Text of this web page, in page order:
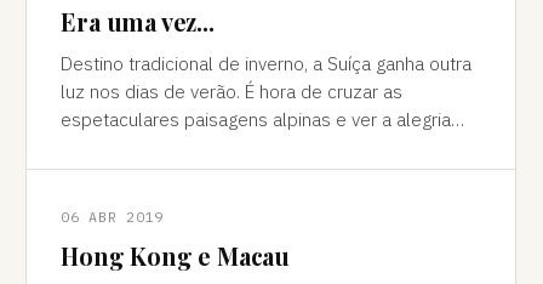
Era uma vez...
Destino tradicional de inverno, a Suíça ganha outra
luz nos dias de verão. É hora de cruzar as
espetaculares paisagens alpinas e ver a alegria
06 ABR 2019
Hong Kong e Macau